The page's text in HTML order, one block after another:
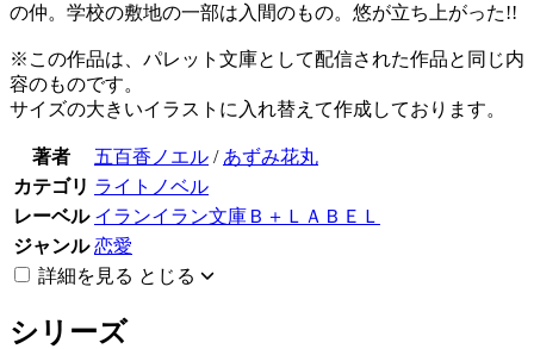
の仲。学校の敷地の一部は入間のもの。悠が立ち上がった!!
※この作品は、パレット文庫として配信された作品と同じ内
容のものです。
サイズの大きいイラストに入れ替えて作成しております。
著者 五百香ノエル / あずみ花丸
カテゴリ ライトノベル
レーベル イランイラン文庫Ｂ＋ＬＡＢＥＬ
ジャンル 恋愛
詳細を見る とじる
シリーズ